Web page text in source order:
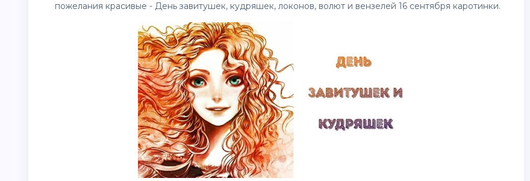
пожелания красивые - День завитушек, кудряшек, локонов, волют и вензелей 16 сентября каротинки.